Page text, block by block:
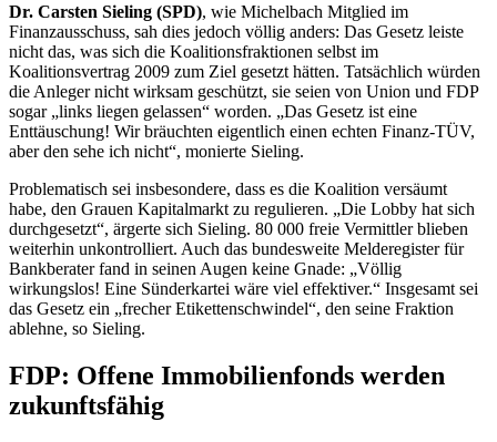
Dr. Carsten Sieling (SPD), wie Michelbach Mitglied im
Finanzausschuss, sah dies jedoch völlig anders: Das Gesetz leiste
nicht das, was sich die Koalitionsfraktionen selbst im
Koalitionsvertrag 2009 zum Ziel gesetzt hätten. Tatsächlich würden
die Anleger nicht wirksam geschützt, sie seien von Union und FDP
sogar „links liegen gelassen“ worden. „Das Gesetz ist eine
Enttäuschung! Wir bräuchten eigentlich einen echten Finanz-TÜV,
aber den sehe ich nicht“, monierte Sieling.
Problematisch sei insbesondere, dass es die Koalition versäumt
habe, den Grauen Kapitalmarkt zu regulieren. „Die Lobby hat sich
durchgesetzt“, ärgerte sich Sieling. 80 000 freie Vermittler blieben
weiterhin unkontrolliert. Auch das bundesweite Melderegister für
Bankberater fand in seinen Augen keine Gnade: „Völlig
wirkungslos! Eine Sünderkartei wäre viel effektiver.“ Insgesamt sei
das Gesetz ein „frecher Etikettenschwindel“, den seine Fraktion
ablehne, so Sieling.
FDP: Offene Immobilienfonds werden
zukunftsfähig